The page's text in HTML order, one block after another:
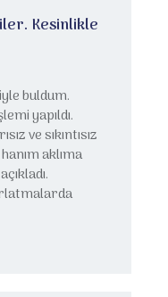
Kesinlikle
buldum.
yapıldı.
ve sıkıntısız
aklıma